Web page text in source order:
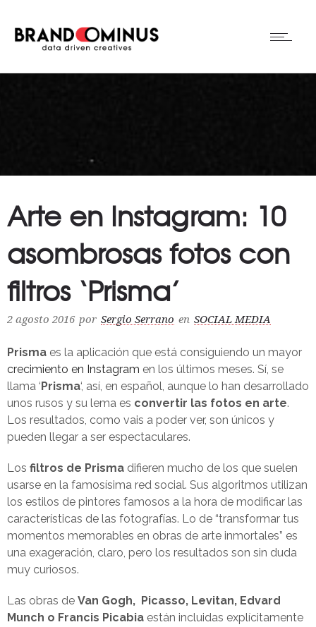
Arte en Instagram: 10
asombrosas fotos con
filtros ‘Prisma’
2 agosto 2016 por Sergio Serrano en SOCIAL MEDIA
Prisma es la aplicación que está consiguiendo un mayor
crecimiento en Instagram en los últimos meses. Sí, se
llama ‘Prisma‘, así, en español, aunque lo han desarrollado
unos rusos y su lema es convertir las fotos en arte.
Los resultados, como vais a poder ver, son únicos y
pueden llegar a ser espectaculares.
Los filtros de Prisma difieren mucho de los que suelen
usarse en la famosísima red social. Sus algoritmos utilizan
los estilos de pintores famosos a la hora de modificar las
características de las fotografías. Lo de “transformar tus
momentos memorables en obras de arte inmortales” es
una exageración, claro, pero los resultados son sin duda
muy curiosos.
Las obras de Van Gogh, Picasso, Levitan, Edvard
Munch o Francis Picabia están incluidas explícitamente